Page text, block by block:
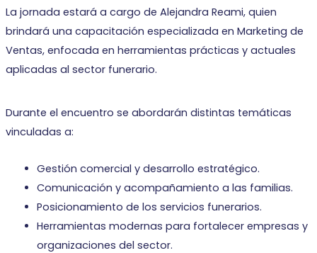
La jornada estará a cargo de Alejandra Reami, quien
brindará una capacitación especializada en Marketing de
Ventas, enfocada en herramientas prácticas y actuales
aplicadas al sector funerario.
Durante el encuentro se abordarán distintas temáticas
vinculadas a:
Gestión comercial y desarrollo estratégico.
Comunicación y acompañamiento a las familias.
Posicionamiento de los servicios funerarios.
Herramientas modernas para fortalecer empresas y
organizaciones del sector.